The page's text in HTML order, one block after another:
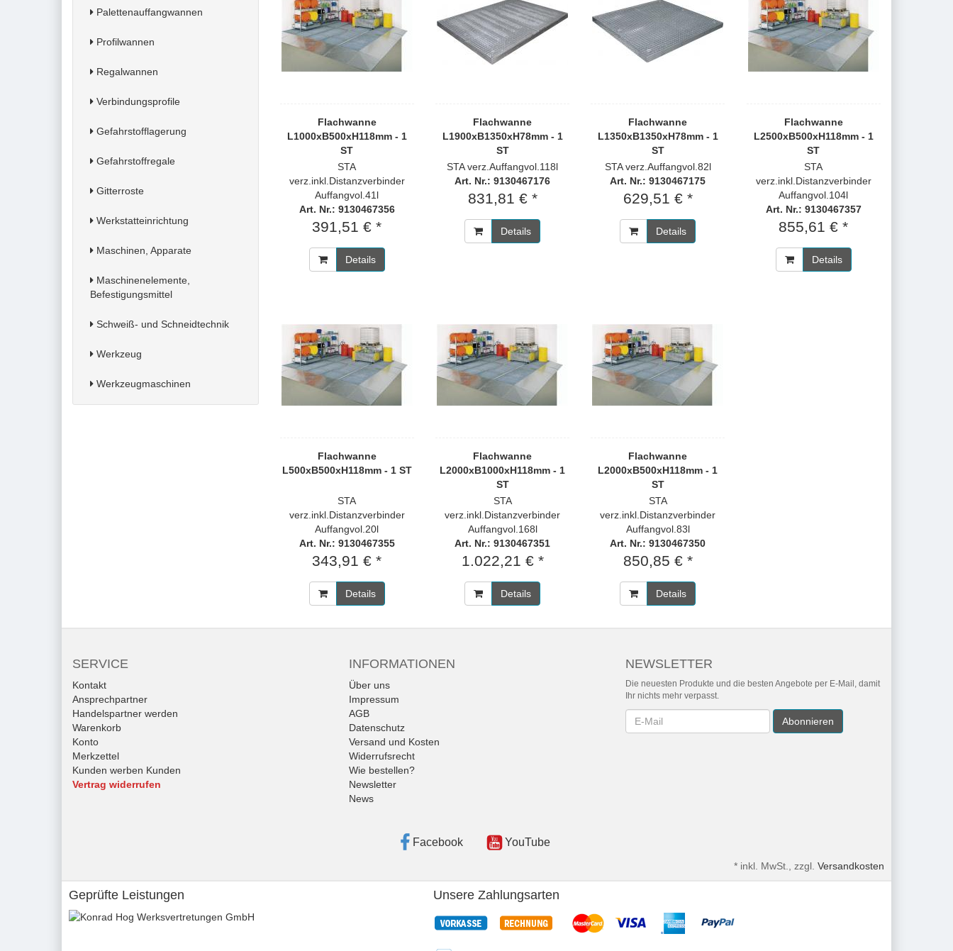
Palettenauffangwannen
Profilwannen
Regalwannen
Verbindungsprofile
Gefahrstofflagerung
Gefahrstoffregale
Gitterroste
Werkstatteinrichtung
Maschinen, Apparate
Maschinenelemente,
Befestigungsmittel
Schweiß- und Schneidtechnik
Werkzeug
Werkzeugmaschinen
Flachwanne
L1000xB500xH118mm - 1
ST
STA
verz.inkl.Distanzverbinder
Auffangvol.41l
Art. Nr.: 9130467356
391,51 € *
Details
Flachwanne
L1900xB1350xH78mm - 1
ST
STA verz.Auffangvol.118l
Art. Nr.: 9130467176
831,81 € *
Details
Flachwanne
L1350xB1350xH78mm - 1
ST
STA verz.Auffangvol.82l
Art. Nr.: 9130467175
629,51 € *
Details
Flachwanne
L2500xB500xH118mm - 1
ST
STA
verz.inkl.Distanzverbinder
Auffangvol.104l
Art. Nr.: 9130467357
855,61 € *
Details
Flachwanne
L500xB500xH118mm - 1 ST
STA
verz.inkl.Distanzverbinder
Auffangvol.20l
Art. Nr.: 9130467355
343,91 € *
Details
Flachwanne
L2000xB1000xH118mm - 1
ST
STA
verz.inkl.Distanzverbinder
Auffangvol.168l
Art. Nr.: 9130467351
1.022,21 € *
Details
Flachwanne
L2000xB500xH118mm - 1
ST
STA
verz.inkl.Distanzverbinder
Auffangvol.83l
Art. Nr.: 9130467350
850,85 € *
Details
SERVICE
Kontakt
Ansprechpartner
Handelspartner werden
Warenkorb
Konto
Merkzettel
Kunden werben Kunden
Vertrag widerrufen
INFORMATIONEN
Über uns
Impressum
AGB
Datenschutz
Versand und Kosten
Widerrufsrecht
Wie bestellen?
Newsletter
News
NEWSLETTER
Die neuesten Produkte und die besten Angebote per E-Mail, damit
Ihr nichts mehr verpasst.
Newsletter Abonnieren
Facebook YouTube
* inkl. MwSt., zzgl. Versandkosten
Geprüfte Leistungen Unsere Zahlungsarten